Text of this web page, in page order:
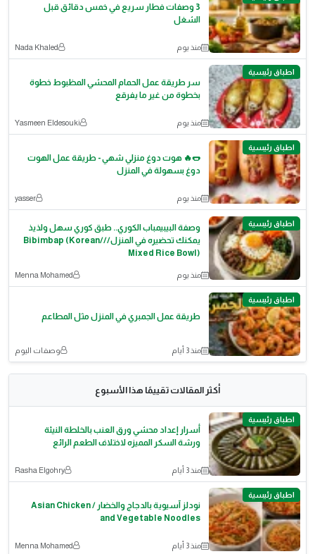
3 وصفات فطار سريع في خمس دقائق قبل
الشغل
منذ يوم Nada Khaled
اطباق رئيسية
سر طريقة عمل الحمام المحشي المظبوط خطوة
بخطوة من غير ما يفرقع
منذ يوم Yasmeen Eldesouki
اطباق رئيسية
🌭🔥 هوت دوغ منزلي شهي - طريقة عمل الهوت
دوغ بسهولة في المنزل
منذ يوم yasser
اطباق رئيسية
وصفة البيبيمباب الكوري.. طبق كوري سهل ولذيذ
يمكنك تحضيره في المنزل///Bibimbap (Korean
Mixed Rice Bowl)
منذ يوم Menna Mohamed
اطباق رئيسية
طريقة عمل الجمبري في المنزل مثل المطاعم
منذ 3 أيام وصفات اليوم
أكثر المقالات تقييمًا هذا الأسبوع
اطباق رئيسية
أسرار إعداد محشي ورق العنب بالخلطة النيئة
ورشة السكر المميزه لاختلاف الطعم الرائع
منذ 3 أيام Rasha Elgohry
اطباق رئيسية
نودلز آسيوية بالدجاج والخضار / Asian Chicken
and Vegetable Noodles
منذ 3 أيام Menna Mohamed